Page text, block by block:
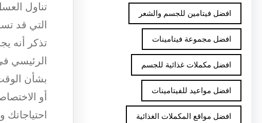
افضل فيتامين للجسم والشعر
افضل مجموعة فيتامينات
افضل مكملات غذائية للجسم
افضل مواعيد للفيتامينات
افضل مواقع المكملات الغذائية
تناول
التي قد
تذكر أنه
الرئيسي
بشأن
أو